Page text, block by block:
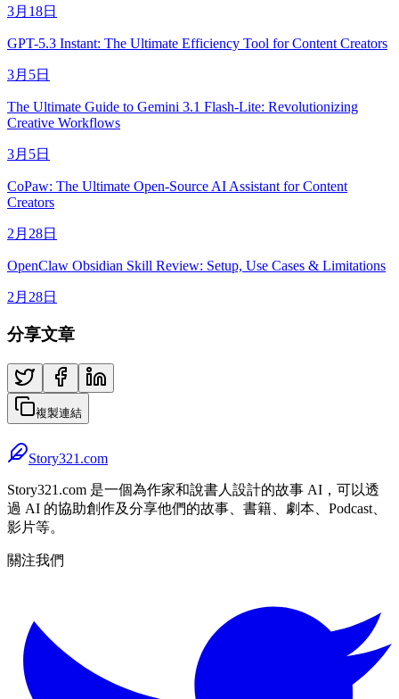
3月18日
GPT-5.3 Instant: The Ultimate Efficiency Tool for Content Creators
3月5日
The Ultimate Guide to Gemini 3.1 Flash-Lite: Revolutionizing
Creative Workflows
3月5日
CoPaw: The Ultimate Open-Source AI Assistant for Content
Creators
2月28日
OpenClaw Obsidian Skill Review: Setup, Use Cases & Limitations
2月28日
分享文章
複製連結
Story321.com
Story321.com 是一個為作家和說書人設計的故事 AI，可以透
過 AI 的協助創作及分享他們的故事、書籍、劇本、Podcast、
影片等。
關注我們